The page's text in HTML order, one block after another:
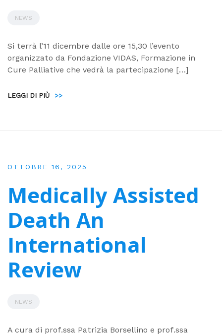
NEWS
Si terrà l’11 dicembre dalle ore 15,30 l’evento
organizzato da Fondazione VIDAS, Formazione in
Cure Palliative che vedrà la partecipazione […]
LEGGI DI PIÙ >>
OTTOBRE 16, 2025
Medically Assisted
Death An
International
Review
NEWS
A cura di prof.ssa Patrizia Borsellino e prof.ssa